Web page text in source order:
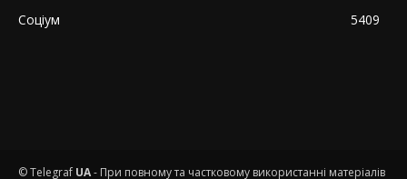
Соціум
5409
© Telegraf UA- При повному та частковому використанні матеріалів